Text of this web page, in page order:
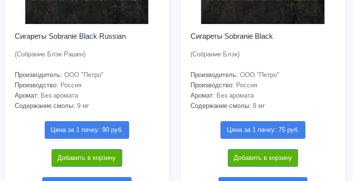
Сигареты Sobranie Black Russian
(Собрание Блэк Рашен)
Производитель: ООО "Петро"
Производство: Россия
Аромат: Без аромата
Содержание смолы: 9 мг
Цена за 1 пачку: 90 руб.
Добавить в корзину
Сигареты Sobranie Black
(Собрание Блэк)
Производитель: ООО "Петро"
Производство: Россия
Аромат: Без аромата
Содержание смолы: 8 мг
Цена за 1 пачку: 75 руб.
Добавить в корзину